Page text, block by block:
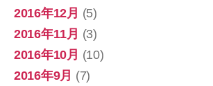
2016年12月 (5)
2016年11月 (3)
2016年10月 (10)
2016年9月 (7)